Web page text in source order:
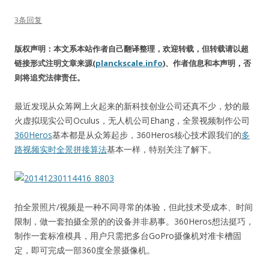
3条回复
版权声明：本文系本站作者自己翻译整理，欢迎转载，但转载请以超
链接形式注明文章来源(planckscale.info)、作者信息和本声明，否
则将追究法律责任。
最近发现从众筹网上火起来的新科技创业公司还真不少，炒的最
火虚拟现实公司Oculus，无人机公司Ehang，全景视频制作公司
360Heros基本都是从众筹起步，360Heros核心技术跟我们的多
路视频实时全景拼接算法基本一样，特别关注了解下。
拍全景照片/视频是一种不同寻常的体验，但此技术受成本、时间
限制，做一套拍摄全景的的设备并非易事。360Heros想法挺巧，
制作一套标准模具，用户只需把多台GoPro摄像机对准卡槽固
定，即可完成一部360度全景摄像机。